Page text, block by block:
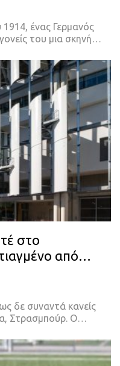
1914, ένας Γερμανός
του μια σκηνή…
στο
από…
δε συναντά κανείς
Στρασμπούρ. Ο…